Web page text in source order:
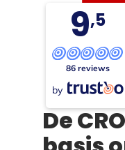
De
9,5
86 reviews
by